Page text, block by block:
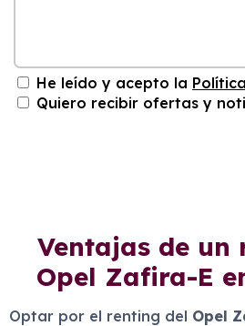
He leído y acepto la
Quiero recibir ofertas y
Ventajas de un
Opel Zafira-E
Optar por el renting del Opel